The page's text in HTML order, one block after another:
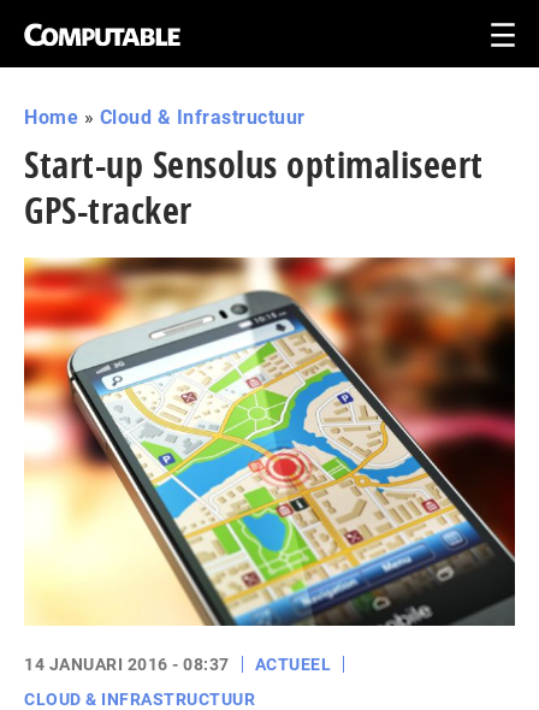
Home » Cloud & Infrastructuur
Start-up Sensolus optimaliseert
GPS-tracker
14 JANUARI 2016 - 08:37
ACTUEEL
CLOUD & INFRASTRUCTUUR